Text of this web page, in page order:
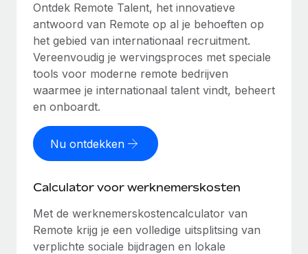
Ontdek Remote Talent, het innovatieve
antwoord van Remote op al je behoeften op
het gebied van internationaal recruitment.
Vereenvoudig je wervingsproces met speciale
tools voor moderne remote bedrijven
waarmee je internationaal talent vindt, beheert
en onboardt.
Nu ontdekken
Calculator voor werknemerskosten
Met de werknemerskostencalculator van
Remote krijg je een volledige uitsplitsing van
verplichte sociale bijdragen en lokale